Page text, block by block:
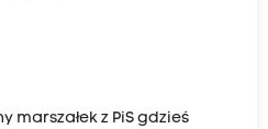
marszałek z PiS gdzieś